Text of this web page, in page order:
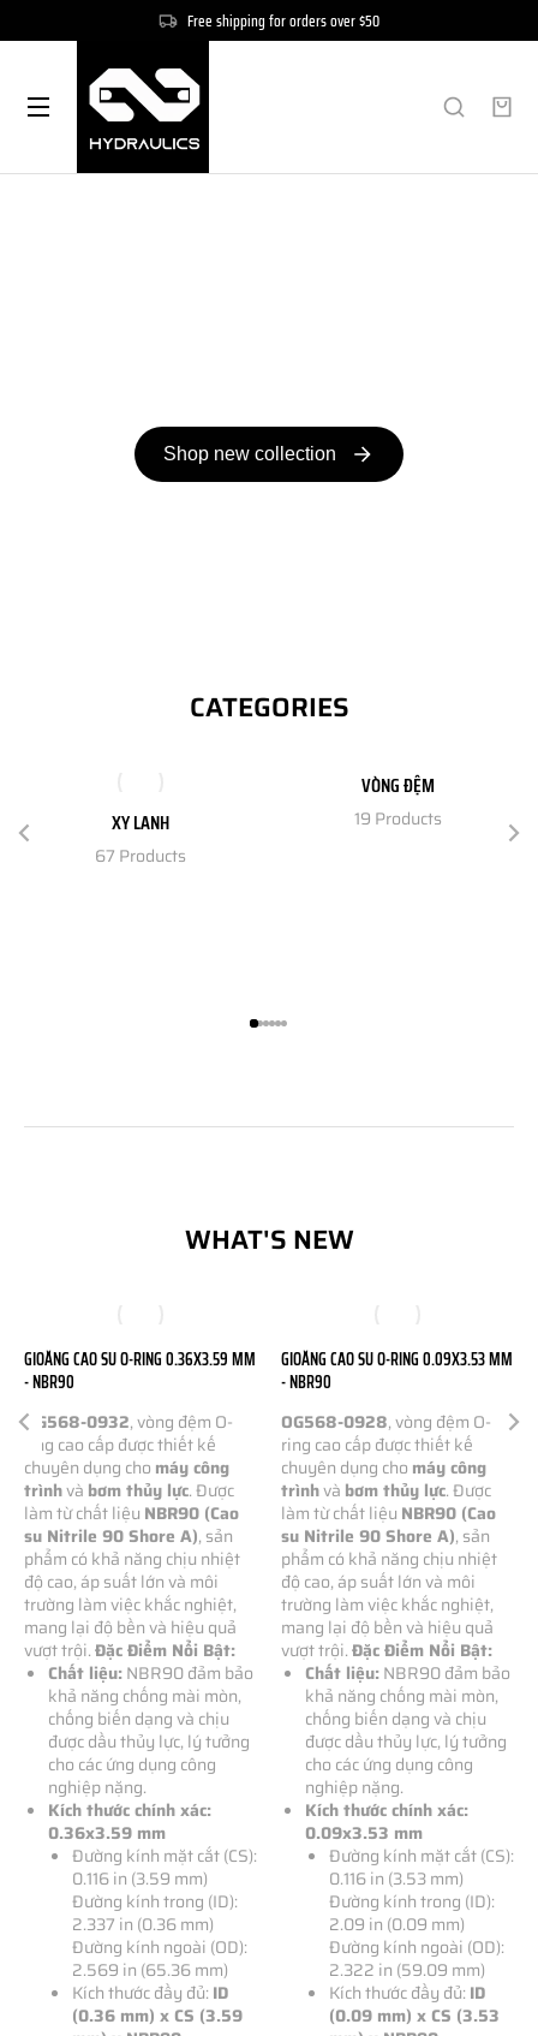
Free shipping for orders over $50
Shop new collection
CATEGORIES
XY LANH
67 Products
VÒNG ĐỆM
19 Products
WHAT'S NEW
GIOĂNG CAO SU O-RING 0.36X3.59 MM
- NBR90
OG568-0932, vòng đệm O-
ring cao cấp được thiết kế
chuyên dụng cho máy công
trìnhvà bơm thủy lực. Được
làm từ chất liệu NBR90 (Cao
su Nitrile 90 Shore A), sản
phẩm có khả năng chịu nhiệt
độ cao, áp suất lớn và môi
trường làm việc khắc nghiệt,
mang lại độ bền và hiệu quả
vượt trội.Đặc Điểm Nổi Bật:
Chất liệu:NBR90 đảm bảo
khả năng chống mài mòn,
chống biến dạng và chịu
được dầu thủy lực, lý tưởng
cho các ứng dụng công
nghiệp nặng.
Kích thước chính xác:
0.36x3.59 mm
Đường kính mặt cắt (CS):
0.116 in (3.59 mm)
Đường kính trong (ID):
2.337 in (0.36 mm)
Đường kính ngoài (OD):
2.569 in (65.36 mm)
Kích thước đầy đủ: ID
(0.36 mm) x CS (3.59
GIOĂNG CAO SU O-RING 0.09X3.53 MM
- NBR90
OG568-0928, vòng đệm O-
ring cao cấp được thiết kế
chuyên dụng cho máy công
trìnhvà bơm thủy lực. Được
làm từ chất liệu NBR90 (Cao
su Nitrile 90 Shore A), sản
phẩm có khả năng chịu nhiệt
độ cao, áp suất lớn và môi
trường làm việc khắc nghiệt,
mang lại độ bền và hiệu quả
vượt trội.Đặc Điểm Nổi Bật:
Chất liệu:NBR90 đảm bảo
khả năng chống mài mòn,
chống biến dạng và chịu
được dầu thủy lực, lý tưởng
cho các ứng dụng công
nghiệp nặng.
Kích thước chính xác:
0.09x3.53 mm
Đường kính mặt cắt (CS):
0.116 in (3.53 mm)
Đường kính trong (ID):
2.09 in (0.09 mm)
Đường kính ngoài (OD):
2.322 in (59.09 mm)
Kích thước đầy đủ: ID
(0.09 mm) x CS (3.53